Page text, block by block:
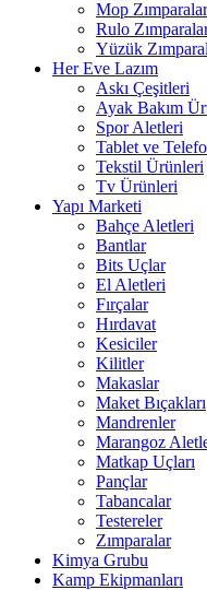
Mop Zımparalar
Rulo
Yüzük
Her Eve Lazım
Askı Çeşitleri
Ayak Bakım
Spor Aletleri
Tablet ve
Tekstil Ürünleri
Tv Ürünleri
Yapı Marketi
Bahçe Aletleri
Bantlar
Bits Uçlar
El Aletleri
Fırçalar
Hırdavat
Kesiciler
Kilitler
Makaslar
Maket Bıçakları
Mandrenler
Marangoz
Matkap Uçları
Pançlar
Tabancalar
Testereler
Zımparalar
Kimya Grubu
Kamp Ekipmanları